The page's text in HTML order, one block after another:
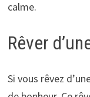
calme.
Rêver
Si vous rêvez